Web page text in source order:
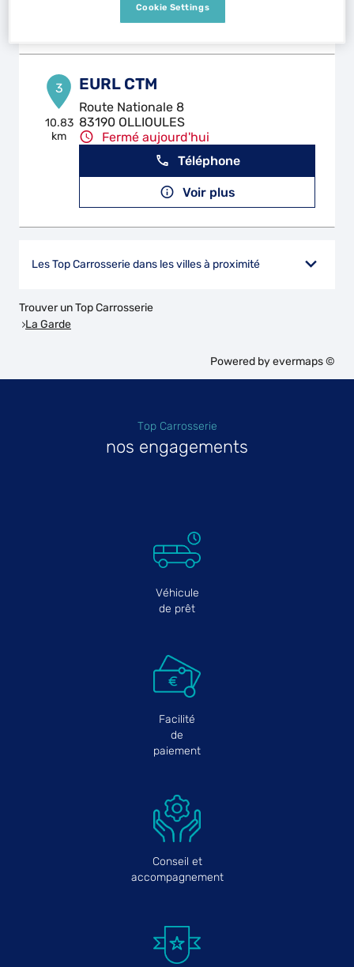
Voir plus
3
10.83
km
EURL CTM
Route Nationale 8
83190 OLLIOULES
Fermé aujourd'hui
Téléphone
Voir plus
Les Top Carrosserie dans les villes à proximité
Trouver un Top Carrosserie
La Garde
Powered byevermaps ©
Top Carrosserie
nos engagements
Véhicule
de prêt
Facilité
de
paiement
Conseil et
accompagnement
Cookie Settings